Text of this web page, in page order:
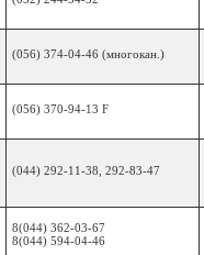
(056) 374-04-46 (многокан.)
(056) 370-94-13 F
(044) 292-11-38, 292-83-47
8(044) 362-03-67
8(044) 594-04-46